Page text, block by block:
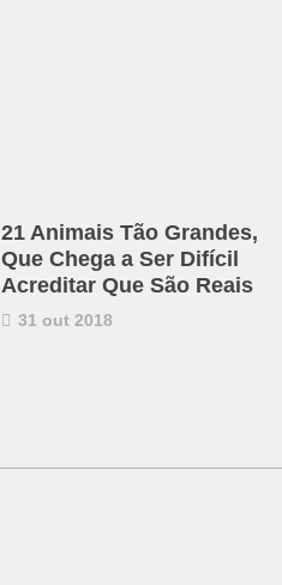
21 Animais Tão Grandes,
Que Chega a Ser Difícil
Acreditar Que São Reais
31 out 2018